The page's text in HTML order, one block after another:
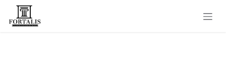
Se rendre au contenu